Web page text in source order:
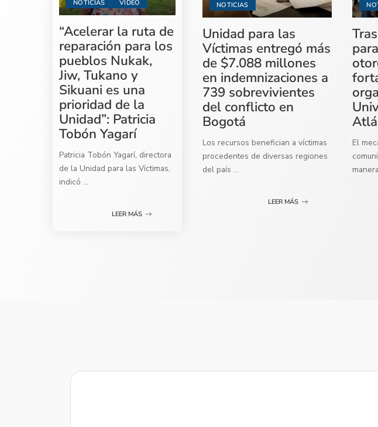
NOTICIAS
VIDEO
“Acelerar la ruta de
reparación para los
pueblos Nukak,
Jiw, Tukano y
Sikuani es una
prioridad de la
Unidad”: Patricia
Tobón Yagarí
Patricia Tobón Yagarí, directora
de la Unidad para las Víctimas,
indicó ...
LEER MÁS
NOTICIAS
Unidad para las
Víctimas entregó más
de $7.088 millones
en indemnizaciones a
739 sobrevivientes
del conflicto en
Bogotá
Los recursos benefician a víctimas
procedentes de diversas regiones
del país ...
LEER MÁS
El